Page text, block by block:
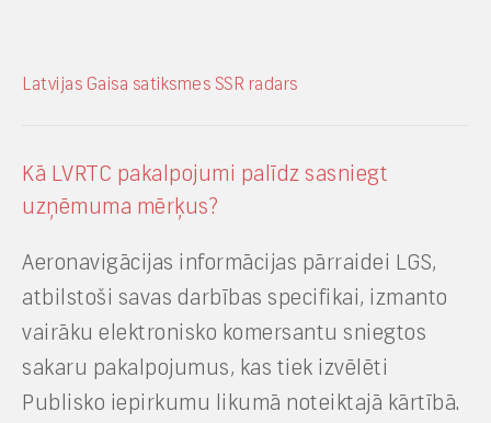
Latvijas Gaisa satiksmes SSR radars
Kā LVRTC pakalpojumi palīdz sasniegt
uzņēmuma mērķus?
Aeronavigācijas informācijas pārraidei LGS,
atbilstoši savas darbības specifikai, izmanto
vairāku elektronisko komersantu sniegtos
sakaru pakalpojumus, kas tiek izvēlēti
Publisko iepirkumu likumā noteiktajā kārtībā.